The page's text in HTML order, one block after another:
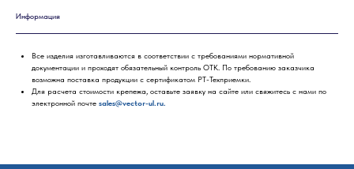
Информация
Все изделия изготавливаются в соответствии с требованиями нормативной
документации и проходят обязательный контроль ОТК. По требованию заказчика
возможна поставка продукции с сертификатом РТ-Техприемки.
Для расчета стоимости крепежа, оставьте заявку на сайте или свяжитесь с нами по
электронной почте sales@vector-ul.ru.